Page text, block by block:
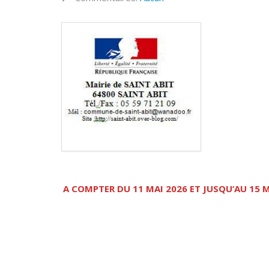
A COMPTER DU 11 MAI 2026 ET JUSQU’AU 15